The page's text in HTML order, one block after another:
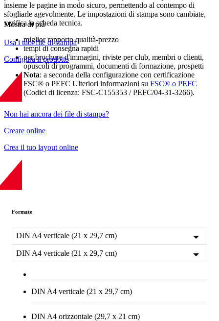
insieme le pagine in modo sicuro, permettendo al contempo di
sfogliarle agevolmente. Le impostazioni di stampa sono cambiate,
verifica la scheda tecnica.
miglior rapporto qualità-prezzo
tempi di consegna rapidi
per brochure d'immagini, riviste per club, membri o clienti,
opuscoli di programmi, documenti di formazione, prospetti
Nota: a seconda della configurazione con certificazione
FSC® o PEFC Ulteriori informazioni su FSC® o PEFC
(Codici di licenza: FSC-C155353 / PEFC/04-31-3266).
Mostra di più
Usa i tuoi file di stampa
Configura il prodotto
Non hai ancora dei file di stampa?
Creare online
Crea il tuo layout online
Formato
DIN A4 verticale (21 x 29,7 cm)
DIN A4 verticale (21 x 29,7 cm)
DIN A4 verticale (21 x 29,7 cm)
DIN A4 orizzontale (29,7 x 21 cm)